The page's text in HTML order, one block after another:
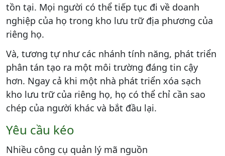
tồn tại. Mọi người có thể tiếp tục đi về doanh
nghiệp của họ trong kho lưu trữ địa phương của
riêng họ.
Và, tương tự như các nhánh tính năng, phát triển
phân tán tạo ra một môi trường đáng tin cậy
hơn. Ngay cả khi một nhà phát triển xóa sạch
kho lưu trữ của riêng họ, họ có thể chỉ cần sao
chép của người khác và bắt đầu lại.
Yêu cầu kéo
Nhiều công cụ quản lý mã nguồn